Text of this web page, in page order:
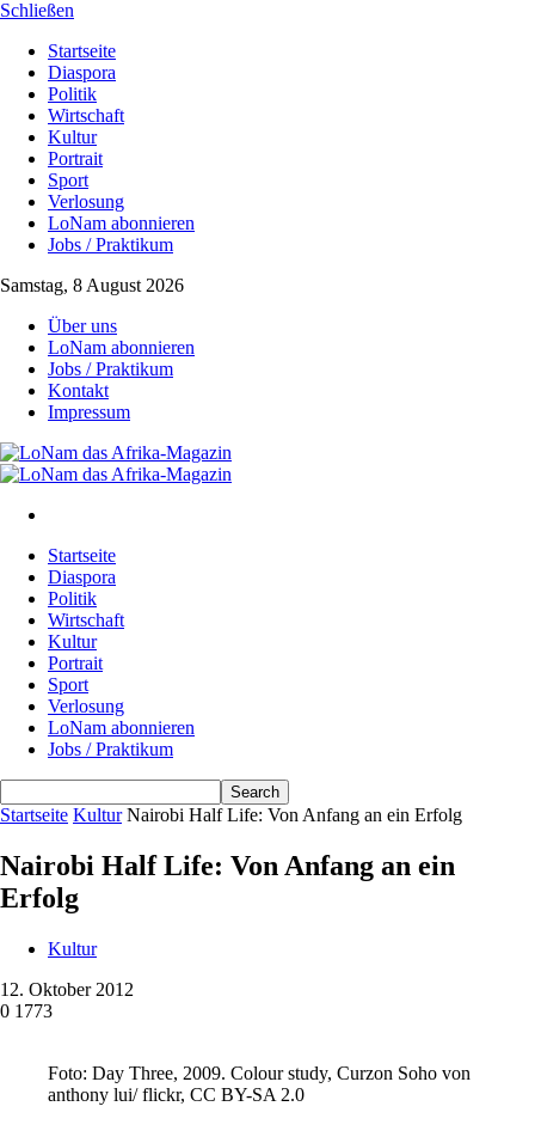
Schließen
Startseite
Diaspora
Politik
Wirtschaft
Kultur
Portrait
Sport
Verlosung
LoNam abonnieren
Jobs / Praktikum
Samstag, 8 August 2026
Über uns
LoNam abonnieren
Jobs / Praktikum
Kontakt
Impressum
Startseite
Diaspora
Politik
Wirtschaft
Kultur
Portrait
Sport
Verlosung
LoNam abonnieren
Jobs / Praktikum
Startseite Kultur Nairobi Half Life: Von Anfang an ein Erfolg
Nairobi Half Life: Von Anfang an ein
Erfolg
Kultur
12. Oktober 2012
0 1773
Foto: Day Three, 2009. Colour study, Curzon Soho von
anthony lui/ flickr, CC BY-SA 2.0